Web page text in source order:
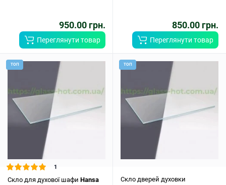
950.00 грн.
Переглянути товар
850.00 грн.
Переглянути товар
ТОП
1
Скло для духової шафи Hansa
ТОП
Скло дверей духовки